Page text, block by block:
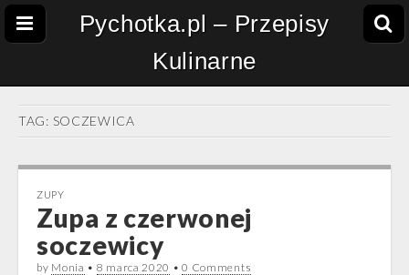
Pychotka.pl – Przepisy
Kulinarne
TAG: SOCZEWICA
ZUPY
Zupa z czerwonej
soczewicy
by Monia • 8 marca 2020 •0 Comments